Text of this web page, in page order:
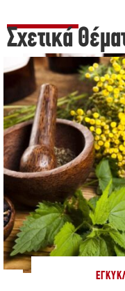
Σχετικά